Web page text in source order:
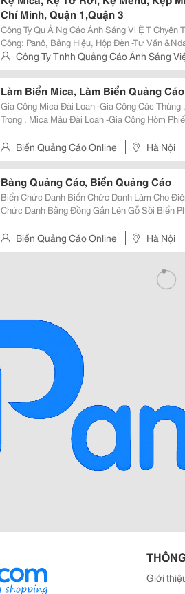
Chí Minh, Quận 1,Quận 3
Công Ty Qu Ả Ng Cáo Ánh Sáng Vi Ệ T Chyên Th Ự C Hi
Công: Panô, Bảng Hiệu, Hộp Đèn -Tư Vấn &Ndash; Thiết Kế - Thi Công Gian
Hàng Hội Chợ, Triển Lãm -Tư Vấn &Ndash; Thiết Kế - Thi Công Trang Trí Nội
Ngoại Thất, Sho
Công Ty Tnhh Quảng Cáo Ánh Sáng
Hà Nộ
Làm Biển Mica, Làm Biển Quảng Cáo
Gia Công Mica Đài Loan -Gia Công Các Thùng ,Hòm , Hộp , Kệ, Giá Thì Mica
Trong , Mica Màu Đài Loan -Gia Công Hòm Phiếu, Thùng Phiếu Bằng Mica,
Bằng Mica Đài Loan
Biển Quảng Cáo Online Hà Nội
Bảng Quảng Cáo, Biển Quảng Cáo
Biển Chức Danh Biển Chức Danh Làm Cho Điện Lực Hà Nội'''''''''''''''''''''''''''''''' Biển
Chức Danh Bằng Đồng Gắn Lên Gỗ Sồi Biển Phòng Ban Inox Inox Vàng Gương
Biển Quảng Cáo Online Hà Nội
Giới